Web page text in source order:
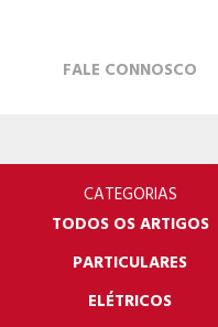
FALE CONNOSCO
CATEGORIAS
TODOS OS ARTIGOS
PARTICULARES
ELÉTRICOS